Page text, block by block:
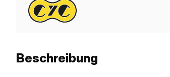
Beschreibung